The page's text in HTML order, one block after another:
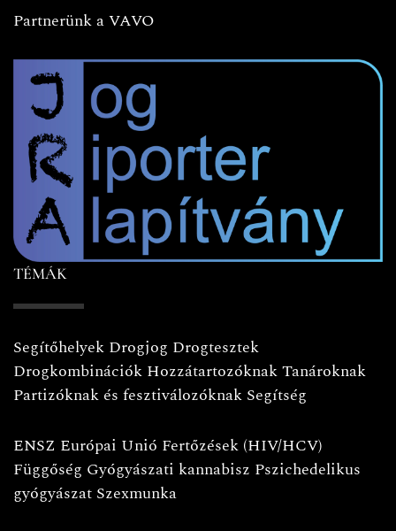
Partnerünk a VAVO
TÉMÁK
Segítőhelyek Drogjog Drogtesztek
Drogkombinációk HozzátartozóknakTanároknak
Partizóknak és fesztiválozóknak Segítség
ENSZ Európai Unió Fertőzések (HIV/HCV)
Függőség Gyógyászati kannabisz Pszichedelikus
gyógyászat Szexmunka